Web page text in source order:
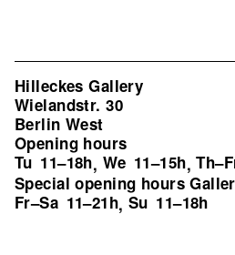
Hilleckes Gallery
Wielandstr. 30
Berlin West
Opening hours
Tu 11–18h, We 11–15h,
Special opening hours
Fr–Sa 11–21h, Su 11–18h